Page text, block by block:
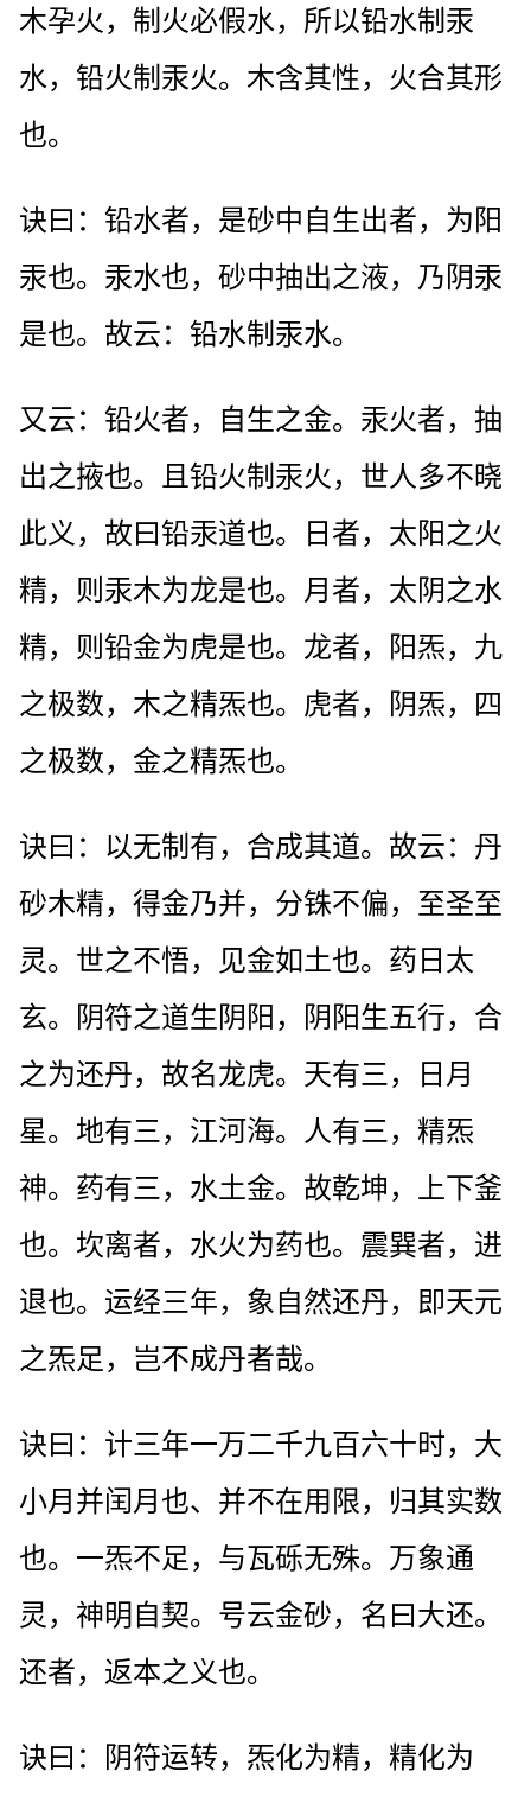
木孕火，制火必假水，所以铅水制汞
水，铅火制汞火。木含其性，火合其形
也。
诀曰：铅水者，是砂中自生出者，为阳
汞也。汞水也，砂中抽出之液，乃阴汞
是也。故云：铅水制汞水。
又云：铅火者，自生之金。汞火者，抽
出之掖也。且铅火制汞火，世人多不晓
此义，故曰铅汞道也。日者，太阳之火
精，则汞木为龙是也。月者，太阴之水
精，则铅金为虎是也。龙者，阳炁，九
之极数，木之精炁也。虎者，阴炁，四
之极数，金之精炁也。
诀曰：以无制有，合成其道。故云：丹
砂木精，得金乃并，分铢不偏，至圣至
灵。世之不悟，见金如土也。药日太
玄。阴符之道生阴阳，阴阳生五行，合
之为还丹，故名龙虎。天有三，日月
星。地有三，江河海。人有三，精炁
神。药有三，水土金。故乾坤，上下釜
也。坎离者，水火为药也。震巽者，进
退也。运经三年，象自然还丹，即天元
之炁足，岂不成丹者哉。
诀曰：计三年一万二千九百六十时，大
小月并闰月也、并不在用限，归其实数
也。一炁不足，与瓦砾无殊。万象通
灵，神明自契。号云金砂，名曰大还。
还者，返本之义也。
诀曰：阴符运转，炁化为精，精化为